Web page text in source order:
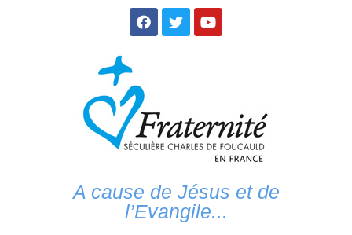
A cause de Jésus et de
l’Evangile...